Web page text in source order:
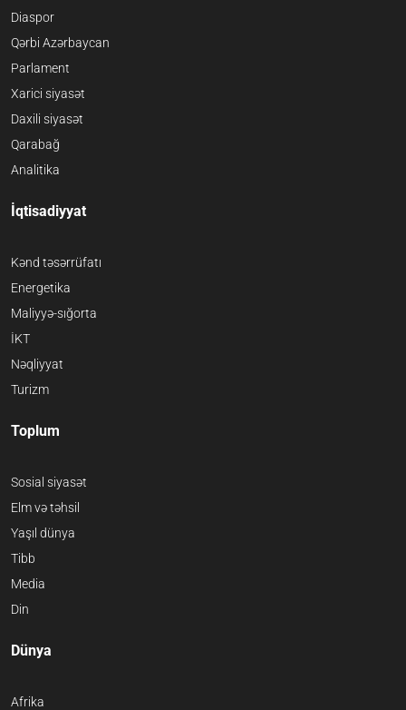
Diaspor
Qərbi Azərbaycan
Parlament
Xarici siyasət
Daxili siyasət
Qarabağ
Analitika
İqtisadiyyat
Kənd təsərrüfatı
Energetika
Maliyyə-sığorta
İKT
Nəqliyyat
Turizm
Toplum
Sosial siyasət
Elm və təhsil
Yaşıl dünya
Tibb
Media
Din
Dünya
Afrika